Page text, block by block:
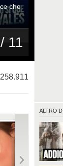
che
11
ALTRO DI
258.911